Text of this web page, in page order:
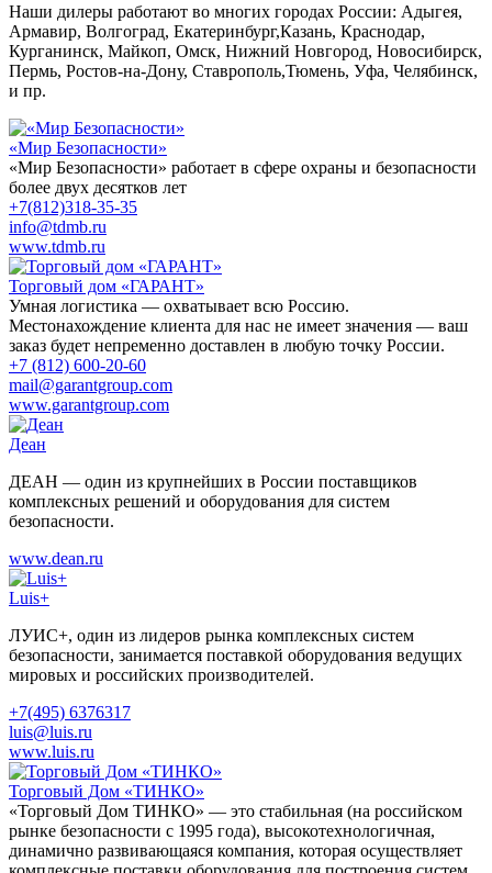
Наши дилеры работают во многих городах России: Адыгея,
Армавир, Волгоград, Екатеринбург,Казань, Краснодар,
Курганинск, Майкоп, Омск, Нижний Новгород, Новосибирск,
Пермь, Ростов-на-Дону, Ставрополь,Тюмень, Уфа, Челябинск,
и пр.
«Мир Безопасности»
«Мир Безопасности» работает в сфере охраны и безопасности
более двух десятков лет
+7(812)318-35-35
info@tdmb.ru
www.tdmb.ru
Торговый дом «ГАРАНТ»
Умная логистика — охватывает всю Россию.
Местонахождение клиента для нас не имеет значения — ваш
заказ будет непременно доставлен в любую точку России.
+7 (812) 600-20-60
mail@garantgroup.com
www.garantgroup.com
Деан
ДЕАН — один из крупнейших в России поставщиков
комплексных решений и оборудования для систем
безопасности.
www.dean.ru
Luis+
ЛУИС+, один из лидеров рынка комплексных систем
безопасности, занимается поставкой оборудования ведущих
мировых и российских производителей.
+7(495) 6376317
luis@luis.ru
www.luis.ru
Торговый Дом «ТИНКО»
«Торговый Дом ТИНКО» — это стабильная (на российском
рынке безопасности с 1995 года), высокотехнологичная,
динамично развивающаяся компания, которая осуществляет